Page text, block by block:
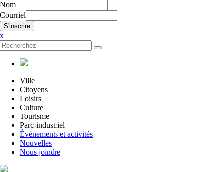
Nom
Courriel
x
Ville
Citoyens
Loisirs
Culture
Tourisme
Parc-industriel
Événements et activités
Nouvelles
Nous joindre